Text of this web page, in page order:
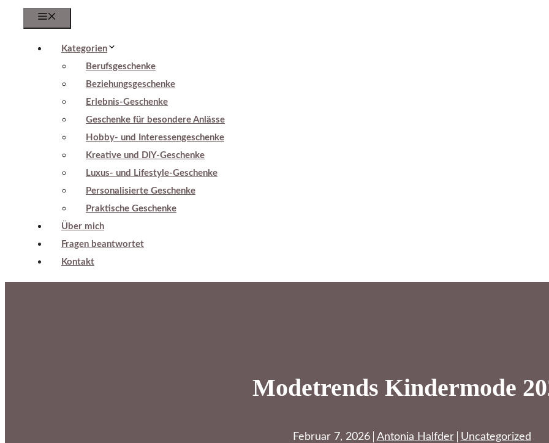
Kategorien
Berufsgeschenke
Beziehungsgeschenke
Erlebnis-Geschenke
Geschenke für besondere Anlässe
Hobby- und Interessengeschenke
Kreative und DIY-Geschenke
Luxus- und Lifestyle-Geschenke
Personalisierte Geschenke
Praktische Geschenke
Über mich
Fragen beantwortet
Kontakt
Modetrends Kindermode
Februar 7, 2026 Antonia Halfder Uncategorized